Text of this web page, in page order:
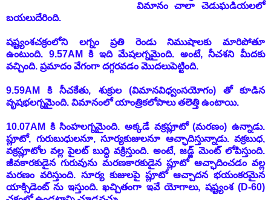
విమానం చాలా చెడుఘడియలలో
బయలుదేరింది.
షష్ట్యంశచక్రంలోని లగ్నం ప్రతి రెండు నిముషాలకు మారిపోతూ
ఉంటుంది. 9.57AM కి ఇది మేషలగ్నమైంది. అంటే, నీచశని మీదకు
వచ్చింది. ప్రమాదం వేగంగా దగ్గరవడం మొదలుపెట్టింది.
9.59AM కి నీచకేతు, శుక్రుల (విమానవిధ్వంసయోగం) తో కూడిన
వృషభలగ్నమైంది. విమానంలో యాంత్రికలోపాలు తలెత్తి ఉంటాయి.
10.07AM కి సింహలగ్నమైంది. అక్కడే వక్రప్లూటో (మరణం) ఉన్నాడు.
ప్లూటో, గురుబుధులనూ, సూర్యకుజులనూ ఆచ్ఛాదిస్తున్నాడు. వక్రబుధ,
వక్రప్లూటోల వల్ల పైలట్ బుద్ధి వక్రిస్తుంది. అంటే, జడ్జ్ మెంట్ లోపిస్తుంది.
జీవకారకుడైన గురువును మరణకారకుడైన ప్లూటో ఆచ్ఛాదించడం వల్ల
మరణం వరిస్తుంది. సూర్య కుజులపై ప్లూటో ఆచ్చాదన భయంకరమైన
యాక్సిడెంట్ ను ఇస్తుంది. ఖచ్చితంగా ఇవే యోగాలు, షష్ట్యంశ (D-60)